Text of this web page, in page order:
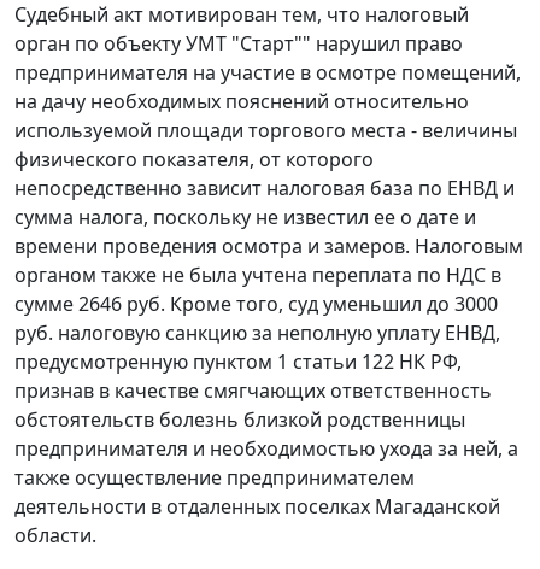
Судебный акт мотивирован тем, что налоговый
орган по объекту УМТ "Старт"" нарушил право
предпринимателя на участие в осмотре помещений,
на дачу необходимых пояснений относительно
используемой площади торгового места - величины
физического показателя, от которого
непосредственно зависит налоговая база по ЕНВД и
сумма налога, поскольку не известил ее о дате и
времени проведения осмотра и замеров. Налоговым
органом также не была учтена переплата по НДС в
сумме 2646 руб. Кроме того, суд уменьшил до 3000
руб. налоговую санкцию за неполную уплату ЕНВД,
предусмотренную пунктом 1 статьи 122 НК РФ,
признав в качестве смягчающих ответственность
обстоятельств болезнь близкой родственницы
предпринимателя и необходимостью ухода за ней, а
также осуществление предпринимателем
деятельности в отдаленных поселках Магаданской
области.